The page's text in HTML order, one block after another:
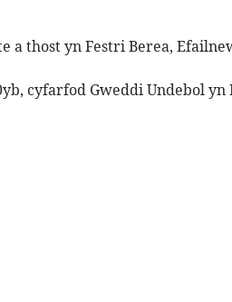
a thost yn Festri Berea,
cyfarfod Gweddi Undebol yn